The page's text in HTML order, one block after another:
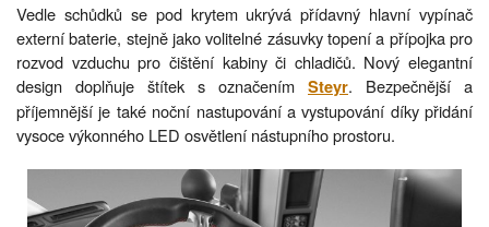
Vedle schůdků se pod krytem ukrývá přídavný hlavní vypínač
externí baterie, stejně jako volitelné zásuvky topení a přípojka pro
rozvod vzduchu pro čištění kabiny či chladičů. Nový elegantní
design doplňuje štítek s označením Steyr. Bezpečnější a
příjemnější je také noční nastupování a vystupování díky přidání
vysoce výkonného LED osvětlení nástupního prostoru.